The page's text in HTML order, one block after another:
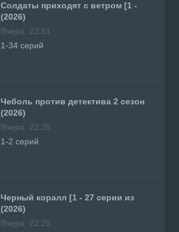
Солдаты приходят с ветром [1 -
(2026)
Вчера, 23:51
1-34 серий
Чеболь против детектива 2 сезон
(2026)
Вчера, 22:35
1-2 серий
Черный коралл [1 - 27 серии из
(2026)
Вчера, 22:25